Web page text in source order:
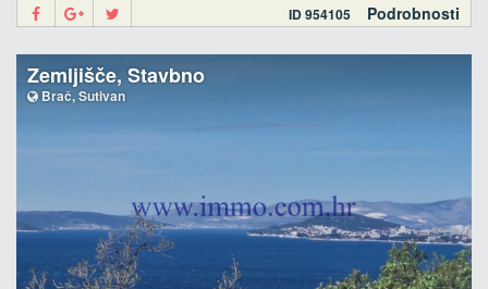
Podrobnosti
ID 954105
Zemljišče, Stavbno
Brač, Sutivan